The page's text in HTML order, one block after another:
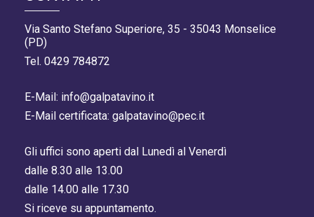
Via Santo Stefano Superiore, 35 - 35043 Monselice
(PD)
Tel. 0429 784872
E-Mail: info@galpatavino.it
E-Mail certificata: galpatavino@pec.it
Gli uffici sono aperti dal Lunedì al Venerdì
dalle 8.30 alle 13.00
dalle 14.00 alle 17.30
Si riceve su appuntamento.